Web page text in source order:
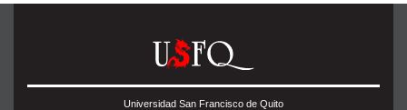
Universidad San Francisco de Quito